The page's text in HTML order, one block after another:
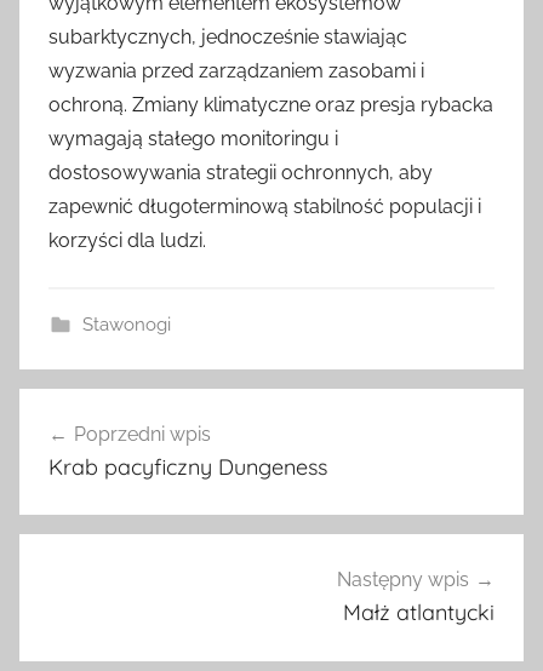
subarktycznych, jednocześnie stawiając
wyzwania przed zarządzaniem zasobami i
ochroną. Zmiany klimatyczne oraz presja rybacka
wymagają stałego monitoringu i
dostosowywania strategii ochronnych, aby
zapewnić długoterminową stabilność populacji i
korzyści dla ludzi.
Stawonogi
wpisu
Poprzedni wpis
Krab pacyficzny Dungeness
Następny wpis
Małż atlantycki